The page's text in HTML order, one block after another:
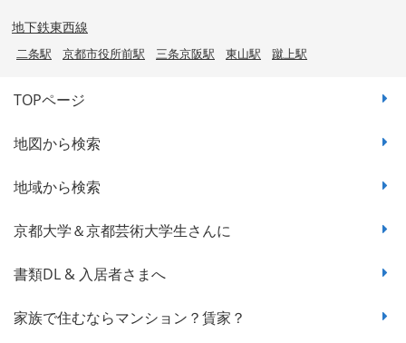
地下鉄東西線
二条駅 京都市役所前駅 三条京阪駅 東山駅 蹴上駅
TOPページ
地図から検索
地域から検索
京都大学＆京都芸術大学生さんに
書類DL & 入居者さまへ
家族で住むならマンション？賃家？